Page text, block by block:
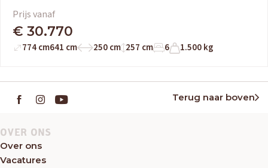
Prijs vanaf
€ 30.770
774 cm641 cm 250 cm 257 cm 6 1.500 kg
Terug naar boven
OVER ONS
Over ons
Vacatures